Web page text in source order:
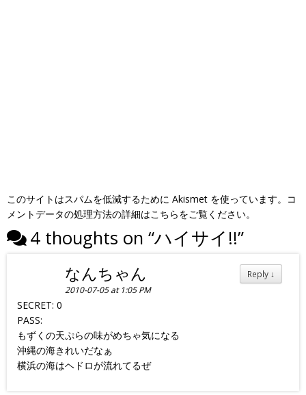
このサイトはスパムを低減するために Akismet を使っています。
コ
メントデータの処理方法の詳細はこちらをご覧ください。
4 thoughts on “ハイサイ!!”
Reply ↓
なんちゃん
2010-07-05 at 1:05 PM
SECRET: 0
PASS:
もずくの天ぷらの味がめちゃ気になる
沖縄の海きれいだなぁ
横浜の海はヘドロが流れてるぜ